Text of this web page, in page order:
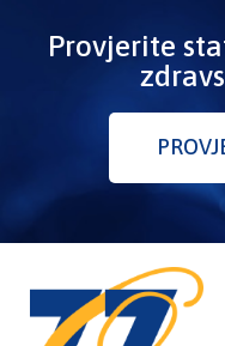
Provjerite